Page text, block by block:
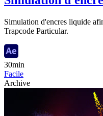
Simulation d'encres liquide
Trapcode Particular.
30min
Facile
Archive